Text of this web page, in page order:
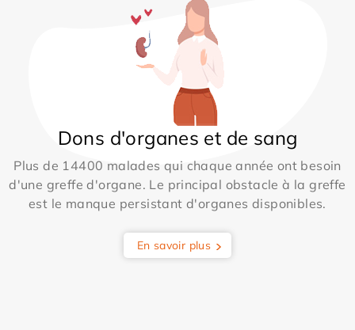
Dons d'organes et de sang
Plus de 14400 malades qui chaque année ont besoin
d'une greffe d'organe. Le principal obstacle à la greffe
est le manque persistant d'organes disponibles.
En savoir plus